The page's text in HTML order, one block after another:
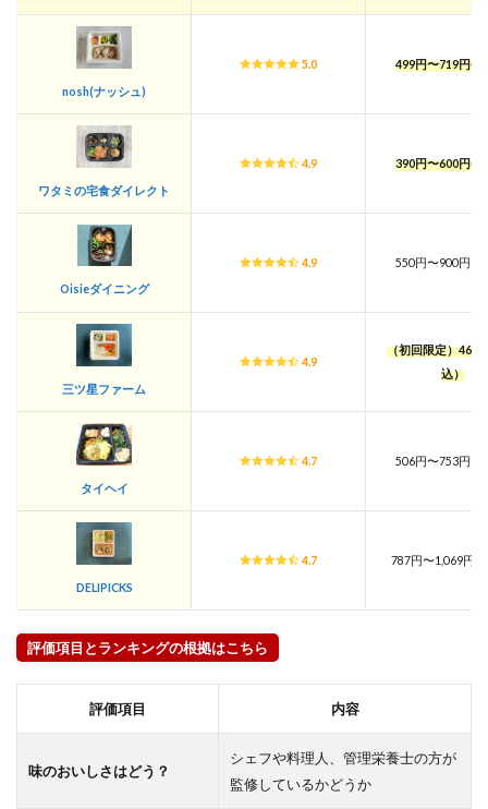
nosh(ナッシュ)
5.0 499円〜719円(
ワタミの宅食ダイレクト
4.9 390円〜600円(
Oisieダイニング
4.9 550円〜900円(
三ツ星ファーム
4.9
（初回限定）467
込）
タイヘイ
4.7 506円〜753円(
DELIPICKS
4.7 787円〜1,069円(
評価項目とランキングの根拠はこちら
評価項目 内容
味のおいしさはどう？
シェフや料理人、管理栄養士の方が
監修しているかどうか